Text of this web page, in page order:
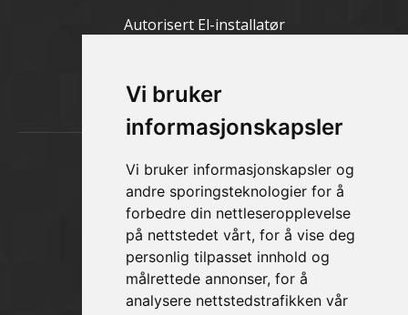
Vi bruker
informasjonskapsler
Vi bruker informasjonskapsler og
andre sporingsteknologier for å
forbedre din nettleseropplevelse
på nettstedet vårt, for å vise deg
personlig tilpasset innhold og
målrettede annonser, for å
analysere nettstedstrafikken vår
Autorisert El-installatør
Kontakt oss
Elektor Installasjon AS
Telefon:62 58 21 00
E-post:firmapost@elektor.no
Til kontaktsiden